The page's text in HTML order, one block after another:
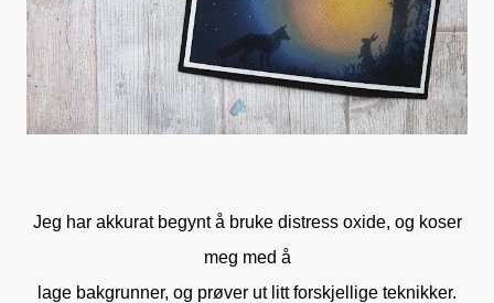
Jeg har akkurat begynt å bruke distress oxide, og koser
meg med å
lage bakgrunner, og prøver ut litt forskjellige teknikker.